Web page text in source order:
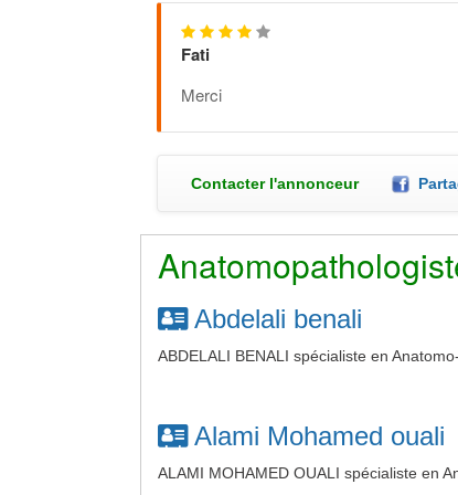
Fati
Merci
Contacter l'annonceur
Abdelali benali
ABDELALI BENALI spécialiste en
Alami Mohamed ouali
ALAMI MOHAMED OUALI spécialiste en